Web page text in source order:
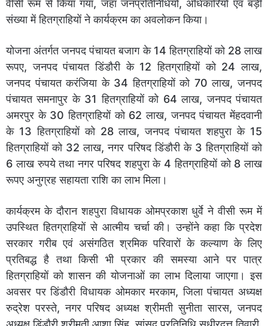
वीसी रूम से किया गया, जहां जनप्रतिनिधियों, अधिकारियों एवं बड़ी
संख्या में हितग्राहियों ने कार्यक्रम का अवलोकन किया।
योजना अंतर्गत जनपद पंचायत बजाग के 14 हितग्राहियों को 28 लाख
रूपए, जनपद पंचायत डिंडौरी के 12 हितग्राहियों को 24 लाख,
जनपद पंचायत करंजिया के 34 हितग्राहियों को 70 लाख, जनपद
पंचायत समनापुर के 31 हितग्राहियों को 64 लाख, जनपद पंचायत
अमरपुर के 30 हितग्राहियों को 62 लाख, जनपद पंचायत मेंहदवानी
के 13 हितग्राहियों को 28 लाख, जनपद पंचायत शहपुरा के 15
हितग्राहियों को 32 लाख, नगर परिषद डिंडौरी के 3 हितग्राहियों को
6 लाख रुपये तथा नगर परिषद शहपुरा के 4 हितग्राहियों को 8 लाख
रूपए अनुग्रह सहायता राशि का लाभ मिला।
कार्यक्रम के दौरान शहपुरा विधायक ओमप्रकाश धुर्वे ने वीसी रूम में
उपस्थित हितग्राहियों से आत्मीय चर्चा की। उन्होंने कहा कि प्रदेश
सरकार गरीब एवं असंगठित श्रमिक परिवारों के कल्याण के लिए
प्रतिबद्ध है तथा किसी भी प्रकार की समस्या आने पर पात्र
हितग्राहियों को शासन की योजनाओं का लाभ दिलाया जाएगा। इस
अवसर पर डिंडौरी विधायक ओमकार मरकाम, जिला पंचायत अध्यक्ष
रुद्रेश परस्ते, नगर परिषद अध्यक्ष श्रीमती सुनीता सारस, जनपद